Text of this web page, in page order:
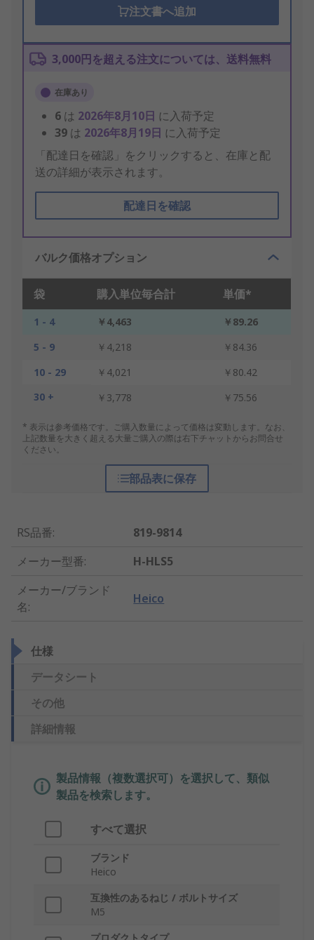
注文書へ追加
3,000円を超える注文については、送料無料
在庫あり
6 は 2026年8月10日 に入荷予定
39 は 2026年8月19日 に入荷予定
「配達日を確認」をクリックすると、在庫と配
送の詳細が表示されます。
配達日を確認
バルク価格オプション
袋 購入単位毎合計 単価*
1 - 4 ￥4,463
￥89.26
5 - 9
￥4,218
￥84.36
10 - 29
￥4,021
￥80.42
30 +
￥3,778 ￥75.56
* 表示は参考価格です。ご購入数量によって価格は変動します。なお、
上記数量を大きく超える大量ご購入の際は右下チャットからお問合せ
ください。
部品表に保存
RS品番:
819-9814
メーカー型番:
H-HLS5
メーカー/ブランド
名:
Heico
仕様
データシート
その他
詳細情報
製品情報（複数選択可）を選択して、類似
製品を検索します。
すべて選択
ブランド
Heico
互換性のあるねじ / ボルトサイズ
M5